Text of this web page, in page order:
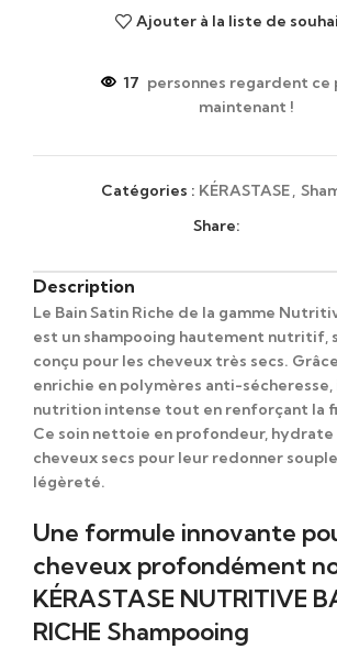
Ajouter à la liste de
17 personnes regardent
maintenant !
Catégories : KÉRASTASE,
Share:
Description
Le Bain Satin Riche de la gamme
est un shampooing hautement nutritif,
conçu pour les cheveux très secs.
enrichie en polymères anti-sécheresse
nutrition intense tout en renforçant la
Ce soin nettoie en profondeur,
cheveux secs pour leur redonner
légèreté.
Une formule innovante
cheveux profondément
KÉRASTASE NUTRITIVE
RICHE Shampooing